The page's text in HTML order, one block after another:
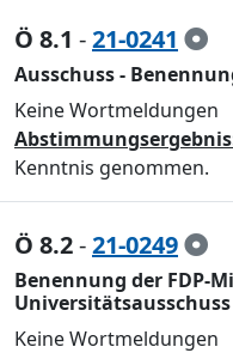
Ö 8.1 -21-0241
Ausschuss -
Keine Wortmeldungen
Kenntnis genommen.
Ö 8.2-21-0249
Benennung der FDP-
Universitätsausschuss
Keine Wortmeldungen